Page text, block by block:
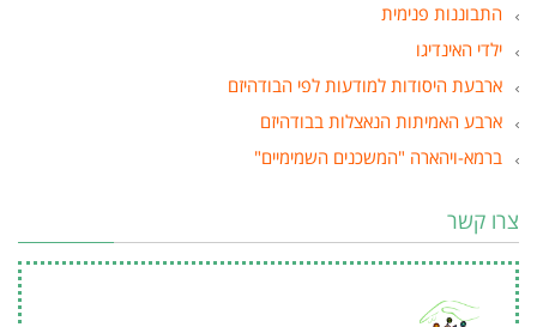
התבוננות פנימית
ילדי האינדיגו
ארבעת היסודות למודעות לפי הבודהיזם
ארבע האמיתות הנאצלות בבודהיזם
ברמא-ויהארה "המשכנים השמימיים"
צרו קשר